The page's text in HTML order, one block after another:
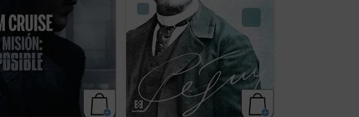
este libro nos invita a
que: vivir puede ...
traducción —la primera desde ...
(ver ficha)